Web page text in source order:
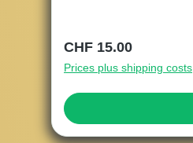
Regular price:
CHF 15.00
Prices plus shipping costs